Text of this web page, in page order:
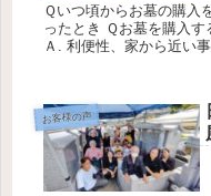
Ｑいつ頃からお墓の購入
ったとき Ｑお墓を購入
Ａ. 利便性、家から近い
お客様の声